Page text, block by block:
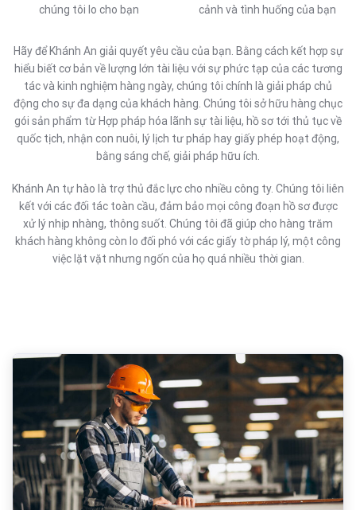
chúng tôi lo cho bạn
cảnh và tình huống của bạn
Hãy để Khánh An giải quyết yêu cầu của bạn. Bằng cách kết hợp sự
hiểu biết cơ bản về lượng lớn tài liệu với sự phức tạp của các tương
tác và kinh nghiệm hàng ngày, chúng tôi chính là giải pháp chủ
động cho sự đa dạng của khách hàng.​​ Chúng tôi sở hữu hàng chục
gói sản phẩm từ Hợp pháp hóa lãnh sự tài liệu, hồ sơ tới thủ tục về
quốc tịch, nhận con nuôi, lý lịch tư pháp hay giấy phép hoạt động,
bằng sáng chế, giải pháp hữu ích.
Khánh An tự hào là trợ thủ đắc lực cho nhiều công ty. Chúng tôi liên
kết với các đối tác toàn cầu, đảm bảo mọi công đoạn hồ sơ được
xử lý nhịp nhàng, thông suốt. Chúng tôi đã giúp cho hàng trăm
khách hàng không còn lo đối phó với các giấy tờ pháp lý, một công
việc lặt vặt nhưng ngốn của họ quá nhiều thời gian.